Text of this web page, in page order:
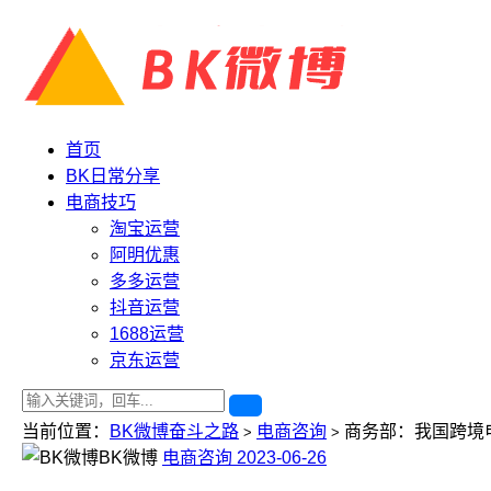
首页
BK日常分享
电商技巧
淘宝运营
阿明优惠
多多运营
抖音运营
1688运营
京东运营
当前位置： BK微博奋斗之路 > 电商咨询 > 商务部：我国跨境
BK微博 电商咨询 2023-06-26